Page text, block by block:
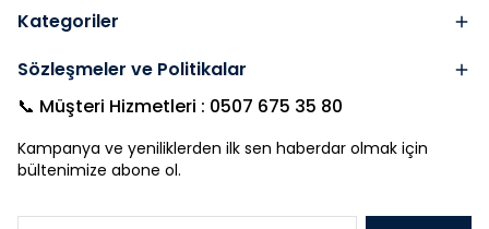
Kategoriler
Sözleşmeler ve Politikalar
📞 Müşteri Hizmetleri : 0507 675 35 80
Kampanya ve yeniliklerden ilk sen haberdar olmak için
bültenimize abone ol.